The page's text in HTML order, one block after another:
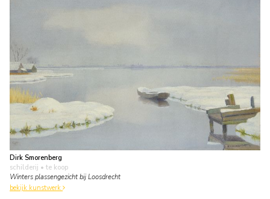
Dirk Smorenberg
schilderij • te koop
Winters plassengezicht bij Loosdrecht
bekijk kunstwerk